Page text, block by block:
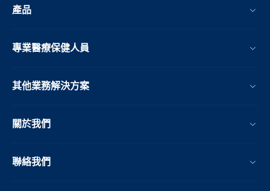
產品
專業醫療保健人員
其他業務解決方案​
關於我們
聯絡我們